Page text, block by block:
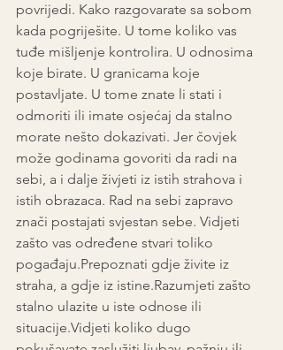
povrijedi. Kako razgovarate sa sobom
kada pogriješite. U tome koliko vas
tuđe mišljenje kontrolira. U odnosima
koje birate. U granicama koje
postavljate. U tome znate li stati i
odmoriti ili imate osjećaj da stalno
morate nešto dokazivati. Jer čovjek
može godinama govoriti da radi na
sebi, a i dalje živjeti iz istih strahova i
istih obrazaca. Rad na sebi zapravo
znači postajati svjestan sebe. Vidjeti
zašto vas određene stvari toliko
pogađaju.Prepoznati gdje živite iz
straha, a gdje iz istine.Razumjeti zašto
stalno ulazite u iste odnose ili
situacije.Vidjeti koliko dugo